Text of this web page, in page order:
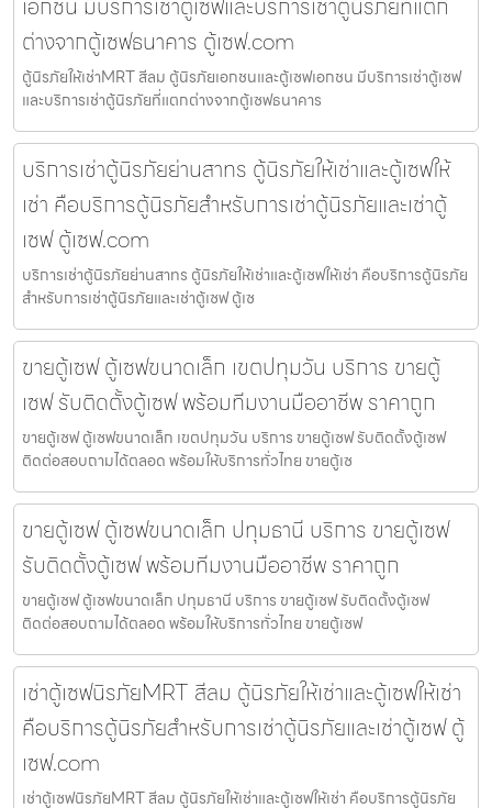
เอกชน มีบริการเช่าตู้เซฟและบริการเช่าตู้นิรภัยที่แตก
ต่างจากตู้เซฟธนาคาร ตู้เซฟ.com
ตู้นิรภัยให้เช่าMRT สีลม ตู้นิรภัยเอกชนและตู้เซฟเอกชน มีบริการเช่าตู้เซฟ
และบริการเช่าตู้นิรภัยที่แตกต่างจากตู้เซฟธนาคาร
บริการเช่าตู้นิรภัยย่านสาทร ตู้นิรภัยให้เช่าและตู้เซฟให้
เช่า คือบริการตู้นิรภัยสำหรับการเช่าตู้นิรภัยและเช่าตู้
เซฟ ตู้เซฟ.com
บริการเช่าตู้นิรภัยย่านสาทร ตู้นิรภัยให้เช่าและตู้เซฟให้เช่า คือบริการตู้นิรภัย
สำหรับการเช่าตู้นิรภัยและเช่าตู้เซฟ ตู้เซ
ขายตู้เซฟ ตู้เซฟขนาดเล็ก เขตปทุมวัน บริการ ขายตู้
เซฟ รับติดตั้งตู้เซฟ พร้อมทีมงานมืออาชีพ ราคาถูก
ขายตู้เซฟ ตู้เซฟขนาดเล็ก เขตปทุมวัน บริการ ขายตู้เซฟ รับติดตั้งตู้เซฟ
ติดต่อสอบถามได้ตลอด พร้อมให้บริการทั่วไทย ขายตู้เซ
ขายตู้เซฟ ตู้เซฟขนาดเล็ก ปทุมธานี บริการ ขายตู้เซฟ
รับติดตั้งตู้เซฟ พร้อมทีมงานมืออาชีพ ราคาถูก
ขายตู้เซฟ ตู้เซฟขนาดเล็ก ปทุมธานี บริการ ขายตู้เซฟ รับติดตั้งตู้เซฟ
ติดต่อสอบถามได้ตลอด พร้อมให้บริการทั่วไทย ขายตู้เซฟ
เช่าตู้เซฟนิรภัยMRT สีลม ตู้นิรภัยให้เช่าและตู้เซฟให้เช่า
คือบริการตู้นิรภัยสำหรับการเช่าตู้นิรภัยและเช่าตู้เซฟ ตู้
เซฟ.com
เช่าตู้เซฟนิรภัยMRT สีลม ตู้นิรภัยให้เช่าและตู้เซฟให้เช่า คือบริการตู้นิรภัย